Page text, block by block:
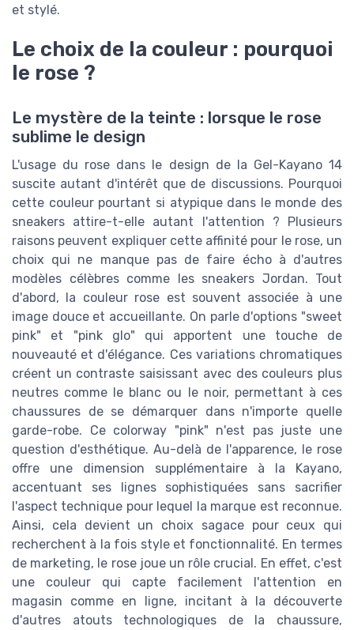
et stylé.
Le choix de la couleur : pourquoi
le rose ?
Le mystère de la teinte : lorsque le rose
sublime le design
L'usage du rose dans le design de la Gel-Kayano 14
suscite autant d'intérêt que de discussions. Pourquoi
cette couleur pourtant si atypique dans le monde des
sneakers attire-t-elle autant l'attention ? Plusieurs
raisons peuvent expliquer cette affinité pour le rose, un
choix qui ne manque pas de faire écho à d'autres
modèles célèbres comme les sneakers Jordan. Tout
d'abord, la couleur rose est souvent associée à une
image douce et accueillante. On parle d'options "sweet
pink" et "pink glo" qui apportent une touche de
nouveauté et d'élégance. Ces variations chromatiques
créent un contraste saisissant avec des couleurs plus
neutres comme le blanc ou le noir, permettant à ces
chaussures de se démarquer dans n'importe quelle
garde-robe. Ce colorway "pink" n'est pas juste une
question d'esthétique. Au-delà de l'apparence, le rose
offre une dimension supplémentaire à la Kayano,
accentuant ses lignes sophistiquées sans sacrifier
l'aspect technique pour lequel la marque est reconnue.
Ainsi, cela devient un choix sagace pour ceux qui
recherchent à la fois style et fonctionnalité. En termes
de marketing, le rose joue un rôle crucial. En effet, c'est
une couleur qui capte facilement l'attention en
magasin comme en ligne, incitant à la découverte
d'autres atouts technologiques de la chaussure,